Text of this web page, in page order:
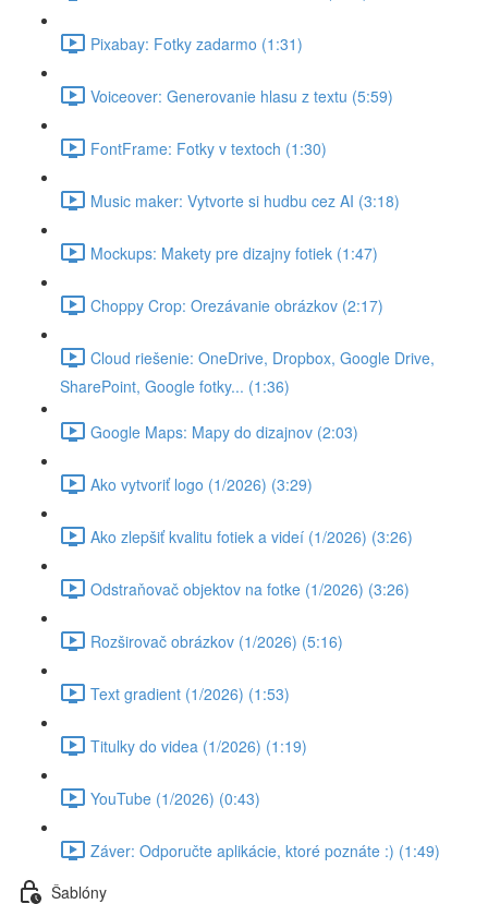
Pixabay: Fotky zadarmo (1:31)
Voiceover: Generovanie hlasu z textu (5:59)
FontFrame: Fotky v textoch (1:30)
Music maker: Vytvorte si hudbu cez AI (3:18)
Mockups: Makety pre dizajny fotiek (1:47)
Choppy Crop: Orezávanie obrázkov (2:17)
Cloud riešenie: OneDrive, Dropbox, Google Drive,
SharePoint, Google fotky... (1:36)
Google Maps: Mapy do dizajnov (2:03)
Ako vytvoriť logo (1/2026) (3:29)
Ako zlepšiť kvalitu fotiek a videí (1/2026) (3:26)
Odstraňovač objektov na fotke (1/2026) (3:26)
Rozširovač obrázkov (1/2026) (5:16)
Text gradient (1/2026) (1:53)
Titulky do videa (1/2026) (1:19)
YouTube (1/2026) (0:43)
Záver: Odporučte aplikácie, ktoré poznáte :) (1:49)
Šablóny